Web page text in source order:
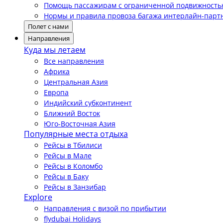
Помощь пассажирам с ограниченной
Нормы и правила провоза багажа интерлайн-
Полет с нами
Направления
Куда мы летаем
Все направления
Африка
Центральная Азия
Европа
Индийский субконтинент
Ближний Восток
Юго-Восточная Азия
Популярные места отдыха
Рейсы в Тбилиси
Рейсы в Мале
Рейсы в Коломбо
Рейсы в Баку
Рейсы в Занзибар
Explore
Направления с визой по прибытии
flydubai Holidays